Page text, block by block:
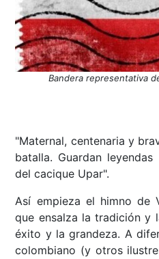
Bandera representativa
"Maternal, centenaria y
batalla. Guardan
del cacique Upar".
Así empieza el himno de
que ensalza la tradición y
éxito y la grandeza. A
colombiano (y otros